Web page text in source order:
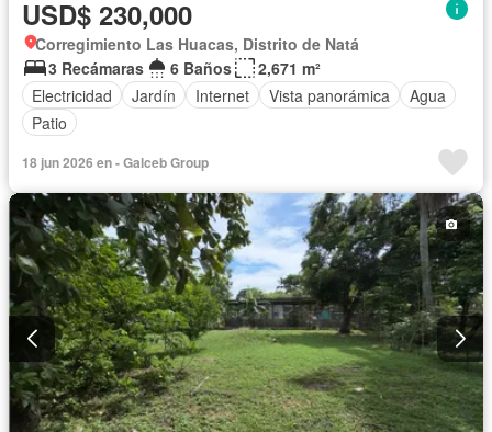
USD$ 230,000
Corregimiento Las Huacas, Distrito de Natá
3 Recámaras
6 Baños
2,671 m²
Electricidad
Jardín Internet Vista panorámica
Agua
Patio
18 jun 2026 en - Galceb Group